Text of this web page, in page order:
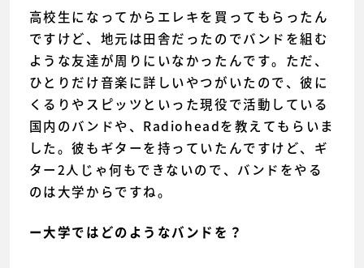
高校生になってからエレキを買ってもらったん
ですけど、地元は田舎だったのでバンドを組む
ような友達が周りにいなかったんです。ただ、
ひとりだけ音楽に詳しいやつがいたので、彼に
くるりやスピッツといった現役で活動している
国内のバンドや、Radioheadを教えてもらいま
した。彼もギターを持っていたんですけど、ギ
ター2人じゃ何もできないので、バンドをやる
のは大学からですね。
ー大学ではどのようなバンドを？